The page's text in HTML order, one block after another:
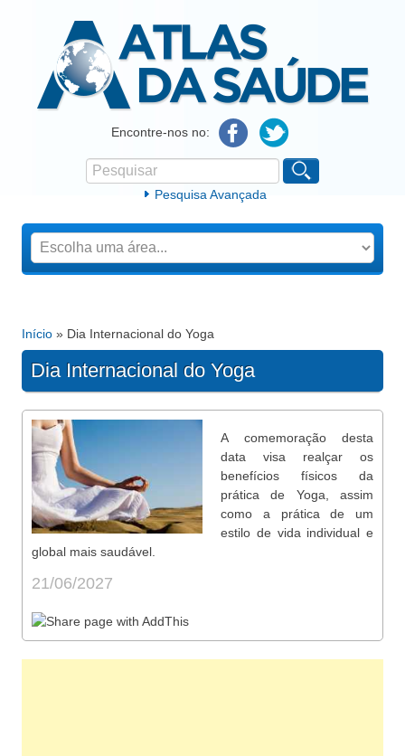
Atlas da SaúdeEncontre-nos no:
Formulário de procura
Pesquisar
Pesquisa Avançada
Está aqui
Início » Dia Internacional do Yoga
Dia Internacional do Yoga
A comemoração desta
data visa realçar os
benefícios físicos da
prática de Yoga, assim
como a prática de um
estilo de vida individual e
global mais saudável.
21/06/2027